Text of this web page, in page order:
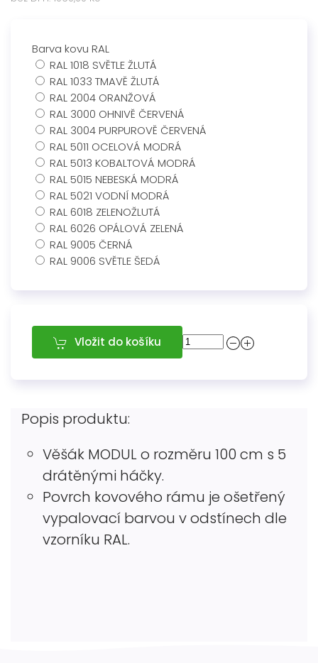
Barva kovu RAL
RAL 1018 SVĚTLE ŽLUTÁ
RAL 1033 TMAVĚ ŽLUTÁ
RAL 2004 ORANŽOVÁ
RAL 3000 OHNIVĚ ČERVENÁ
RAL 3004 PURPUROVĚ ČERVENÁ
RAL 5011 OCELOVÁ MODRÁ
RAL 5013 KOBALTOVÁ MODRÁ
RAL 5015 NEBESKÁ MODRÁ
RAL 5021 VODNÍ MODRÁ
RAL 6018 ZELENOŽLUTÁ
RAL 6026 OPÁLOVÁ ZELENÁ
RAL 9005 ČERNÁ
RAL 9006 SVĚTLE ŠEDÁ
Vložit do košíku
Popis produktu:
Věšák MODUL o rozměru 100 cm s 5
drátěnými háčky.
Povrch kovového rámu je ošetřený
vypalovací barvou v odstínech dle
vzorníku RAL.